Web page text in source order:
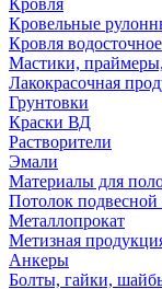
Кровля
Кровельные
Кровля водосточное
Мастики,
Лакокрасочная
Грунтовки
Краски ВД
Растворители
Эмали
Материалы для
Потолок
Металлопрокат
Метизная
Анкеры
Болты, гайки,